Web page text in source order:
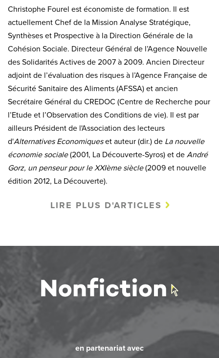
Christophe Fourel est économiste de formation. Il est
actuellement Chef de la Mission Analyse Stratégique,
Synthèses et Prospective à la Direction Générale de la
Cohésion Sociale. Directeur Général de l’Agence Nouvelle
des Solidarités Actives de 2007 à 2009. Ancien Directeur
adjoint de l’évaluation des risques à l’Agence Française de
Sécurité Sanitaire des Aliments (AFSSA) et ancien
Secrétaire Général du CREDOC (Centre de Recherche pour
l’Etude et l’Observation des Conditions de vie). Il est par
ailleurs Président de l'Association des lecteurs
d'Alternatives Economiqueset auteur (dir.) de La nouvelle
économie sociale(2001, La Découverte-Syros) et de André
Gorz, un penseur pour le XXIème siècle(2009 et nouvelle
édition 2012, La Découverte).
LIRE PLUS D'ARTICLES
en partenariat avec